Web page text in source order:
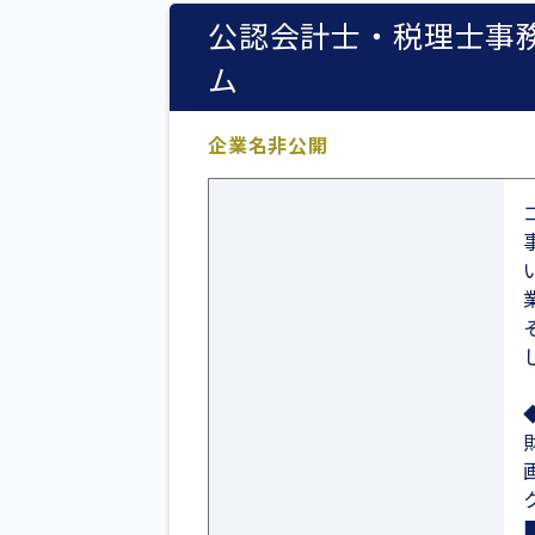
公認会計士・税理士事
ム
企業名非公開